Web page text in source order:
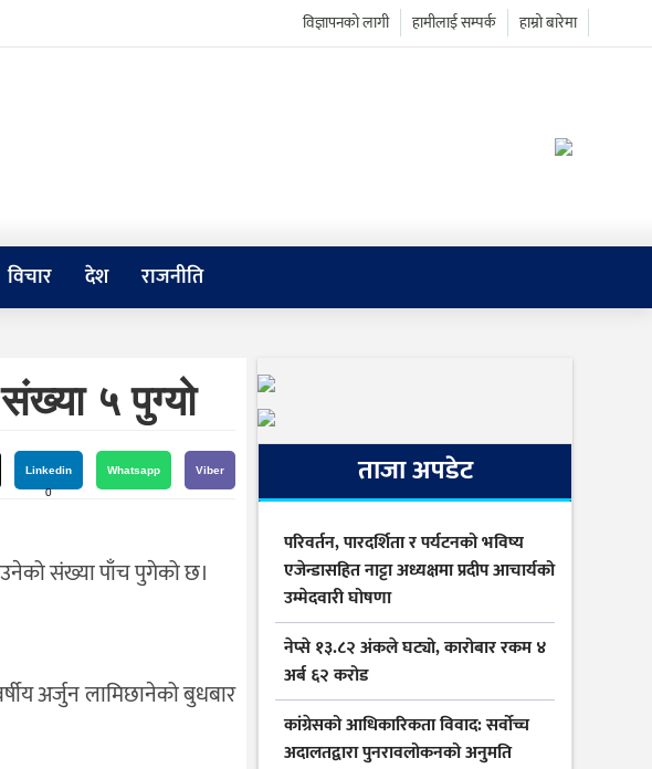
हाम्रो बारेमा
हामीलाई सम्पर्क
विज्ञापनको लागी
विचार देश राजनीति
५ पुग्यो
Linkedin
0
Whatsapp Viber
संख्या पाँच पुगेको छ।
अर्जुन लामिछानेको बुधबार
ताजा अपडेट
परिवर्तन, पारदर्शिता र पर्यटनको भविष्य
एजेन्डासहित नाट्टा अध्यक्षमा प्रदीप आचार्यको
उम्मेदवारी घोषणा
नेप्से १३.८२ अंकले घट्यो, कारोबार रकम ४
अर्ब ६२ करोड
कांग्रेसको आधिकारिकता विवाद: सर्वोच्च
अदालतद्वारा पुनरावलोकनको अनुमति